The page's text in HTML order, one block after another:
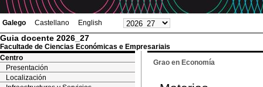
Galego Castellano English
Guia docente 2026_27
Facultade de Ciencias Económicas e Empresariais
Centro
Presentación
Localización
Grao en Economía